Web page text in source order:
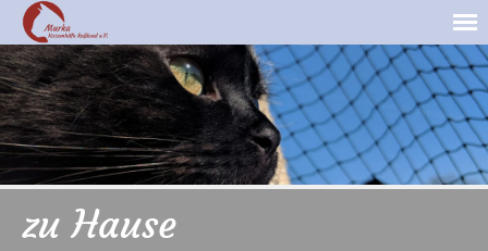
zu Hause